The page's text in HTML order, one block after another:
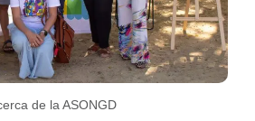
de la ASONGD